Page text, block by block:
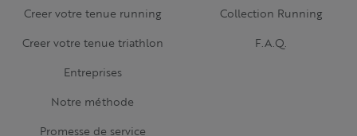
Creer votre tenue running
Creer votre tenue triathlon
Entreprises
Notre méthode
Promesse de service
Collection Running
F.A.Q.